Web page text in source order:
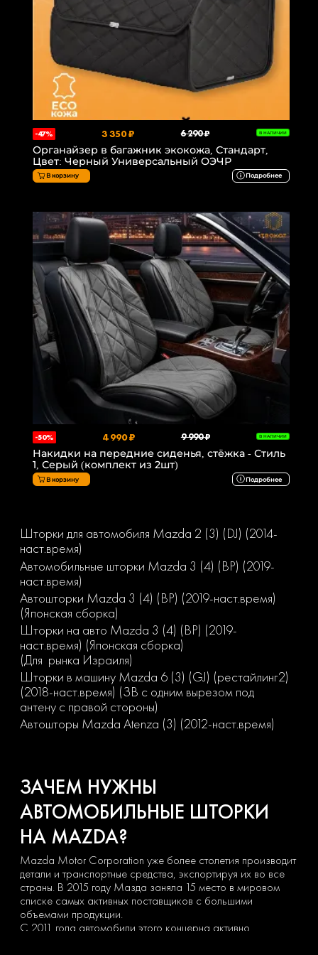
-47% 3 350 ₽ 6 290 ₽ В НАЛИЧИИ
Органайзер в багажник экокожа, Стандарт,
Цвет: Черный Универсальный ОЭЧР
В корзину Подробнее
-50% 4 990 ₽ 9 990 ₽ В НАЛИЧИИ
Накидки на передние сиденья, стёжка - Стиль
1, Серый (комплект из 2шт)
В корзину Подробнее
Шторки для автомобиля Mazda 2 (3) (DJ) (2014-
наст.время)
Автомобильные шторки Mazda 3 (4) (BР) (2019-
наст.время)
Автошторки Mazda 3 (4) (BР) (2019-наст.время)
(Японская сборка)
Шторки на авто Mazda 3 (4) (BР) (2019-
наст.время) (Японская сборка)
(Для рынка Израиля)
Шторки в машину Mazda 6 (3) (GJ) (рестайлинг2)
(2018-наст.время) (ЗВ с одним вырезом под
антену с правой стороны)
Автошторы Mazda Atenza (3) (2012-наст.время)
ЗАЧЕМ НУЖНЫ
АВТОМОБИЛЬНЫЕ ШТОРКИ
НА MAZDA?
Mazda Motor Corporation уже более столетия производит
детали и транспортные средства, экспортируя их во все
страны. В 2015 году Мазда заняла 15 место в мировом
списке самых активных поставщиков с большими
объемами продукции.
С 2011 года автомобили этого концерна активно